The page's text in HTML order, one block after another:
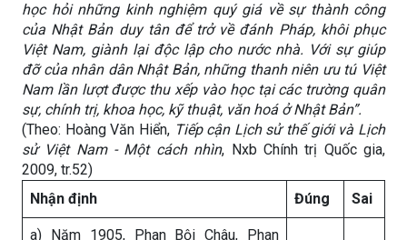
học hỏi những kinh nghiệm quý giá về sự thành công
của Nhật Bản duy tân để trở về đánh Pháp, khôi phục
Việt Nam, giành lại độc lập cho nước nhà. Với sự giúp
đỡ của nhân dân Nhật Bản, những thanh niên ưu tú Việt
Nam lần lượt được thu xếp vào học tại các trường quân
sự, chính trị, khoa học, kỹ thuật, văn hoá ở Nhật Bản”.
(Theo: Hoàng Văn Hiển, Tiếp cận Lịch sử thế giới và Lịch
sử Việt Nam - Một cách nhìn, Nxb Chính trị Quốc gia,
2009, tr.52)
Nhận định
Đúng Sai
a) Năm 1905, Phan Bội Châu, Phan